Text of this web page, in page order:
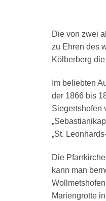
Die von zwei
zu Ehren des
Kölberberg
Im beliebten
der 1866 bis
Siegertshofen
„St.
Die
kann man
Mariengrotte